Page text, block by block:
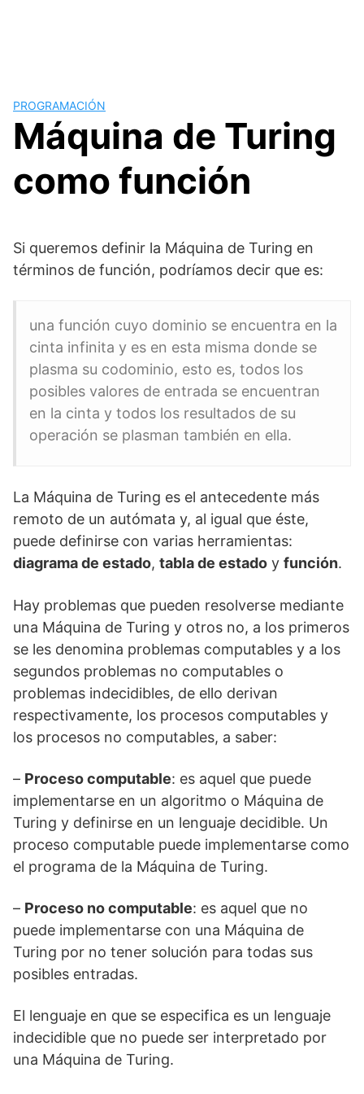
PROGRAMACIÓN
Máquina de Turing
como función
Si queremos definir la Máquina de Turing en
términos de función, podríamos decir que es:
una función cuyo dominio se encuentra en la
cinta infinita y es en esta misma donde se
plasma su codominio, esto es, todos los
posibles valores de entrada se encuentran
en la cinta y todos los resultados de su
operación se plasman también en ella.
La Máquina de Turing es el antecedente más
remoto de un autómata y, al igual que éste,
puede definirse con varias herramientas:
diagrama de estado, tabla de estado y función.
Hay problemas que pueden resolverse mediante
una Máquina de Turing y otros no, a los primeros
se les denomina problemas computables y a los
segundos problemas no computables o
problemas indecidibles, de ello derivan
respectivamente, los procesos computables y
los procesos no computables, a saber:
– Proceso computable: es aquel que puede
implementarse en un algoritmo o Máquina de
Turing y definirse en un lenguaje decidible. Un
proceso computable puede implementarse como
el programa de la Máquina de Turing.
– Proceso no computable: es aquel que no
puede implementarse con una Máquina de
Turing por no tener solución para todas sus
posibles entradas.
El lenguaje en que se especifica es un lenguaje
indecidible que no puede ser interpretado por
una Máquina de Turing.